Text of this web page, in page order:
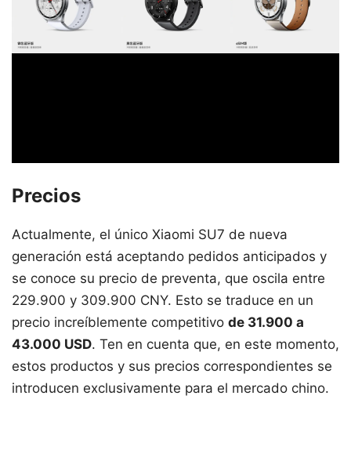
Precios
Actualmente, el único Xiaomi SU7 de nueva
generación está aceptando pedidos anticipados y
se conoce su precio de preventa, que oscila entre
229.900 y 309.900 CNY. Esto se traduce en un
precio increíblemente competitivo de 31.900 a
43.000 USD. Ten en cuenta que, en este momento,
estos productos y sus precios correspondientes se
introducen exclusivamente para el mercado chino.